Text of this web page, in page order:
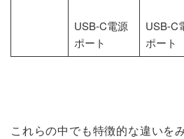
USB-C電源
ポート
USB-C
ポート
これらの中でも特徴的な違いを